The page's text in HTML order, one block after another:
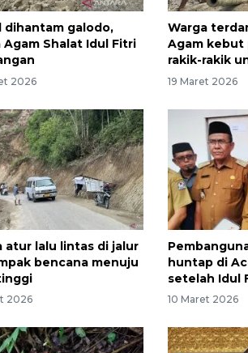
dihantam galodo,
Agam Shalat Idul Fitri
2026
Warga
Agam kebut
rakik-rakik
19 Maret 2026
atur lalu lintas di jalur
bencana menuju
2026
huntap di
setelah Idul
10 Maret 2026